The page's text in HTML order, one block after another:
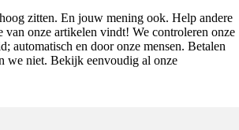
zitten. En jouw mening ook. Help andere
van onze artikelen vindt! We controleren onze
automatisch en door onze mensen. Betalen
we niet. Bekijk eenvoudig al onze